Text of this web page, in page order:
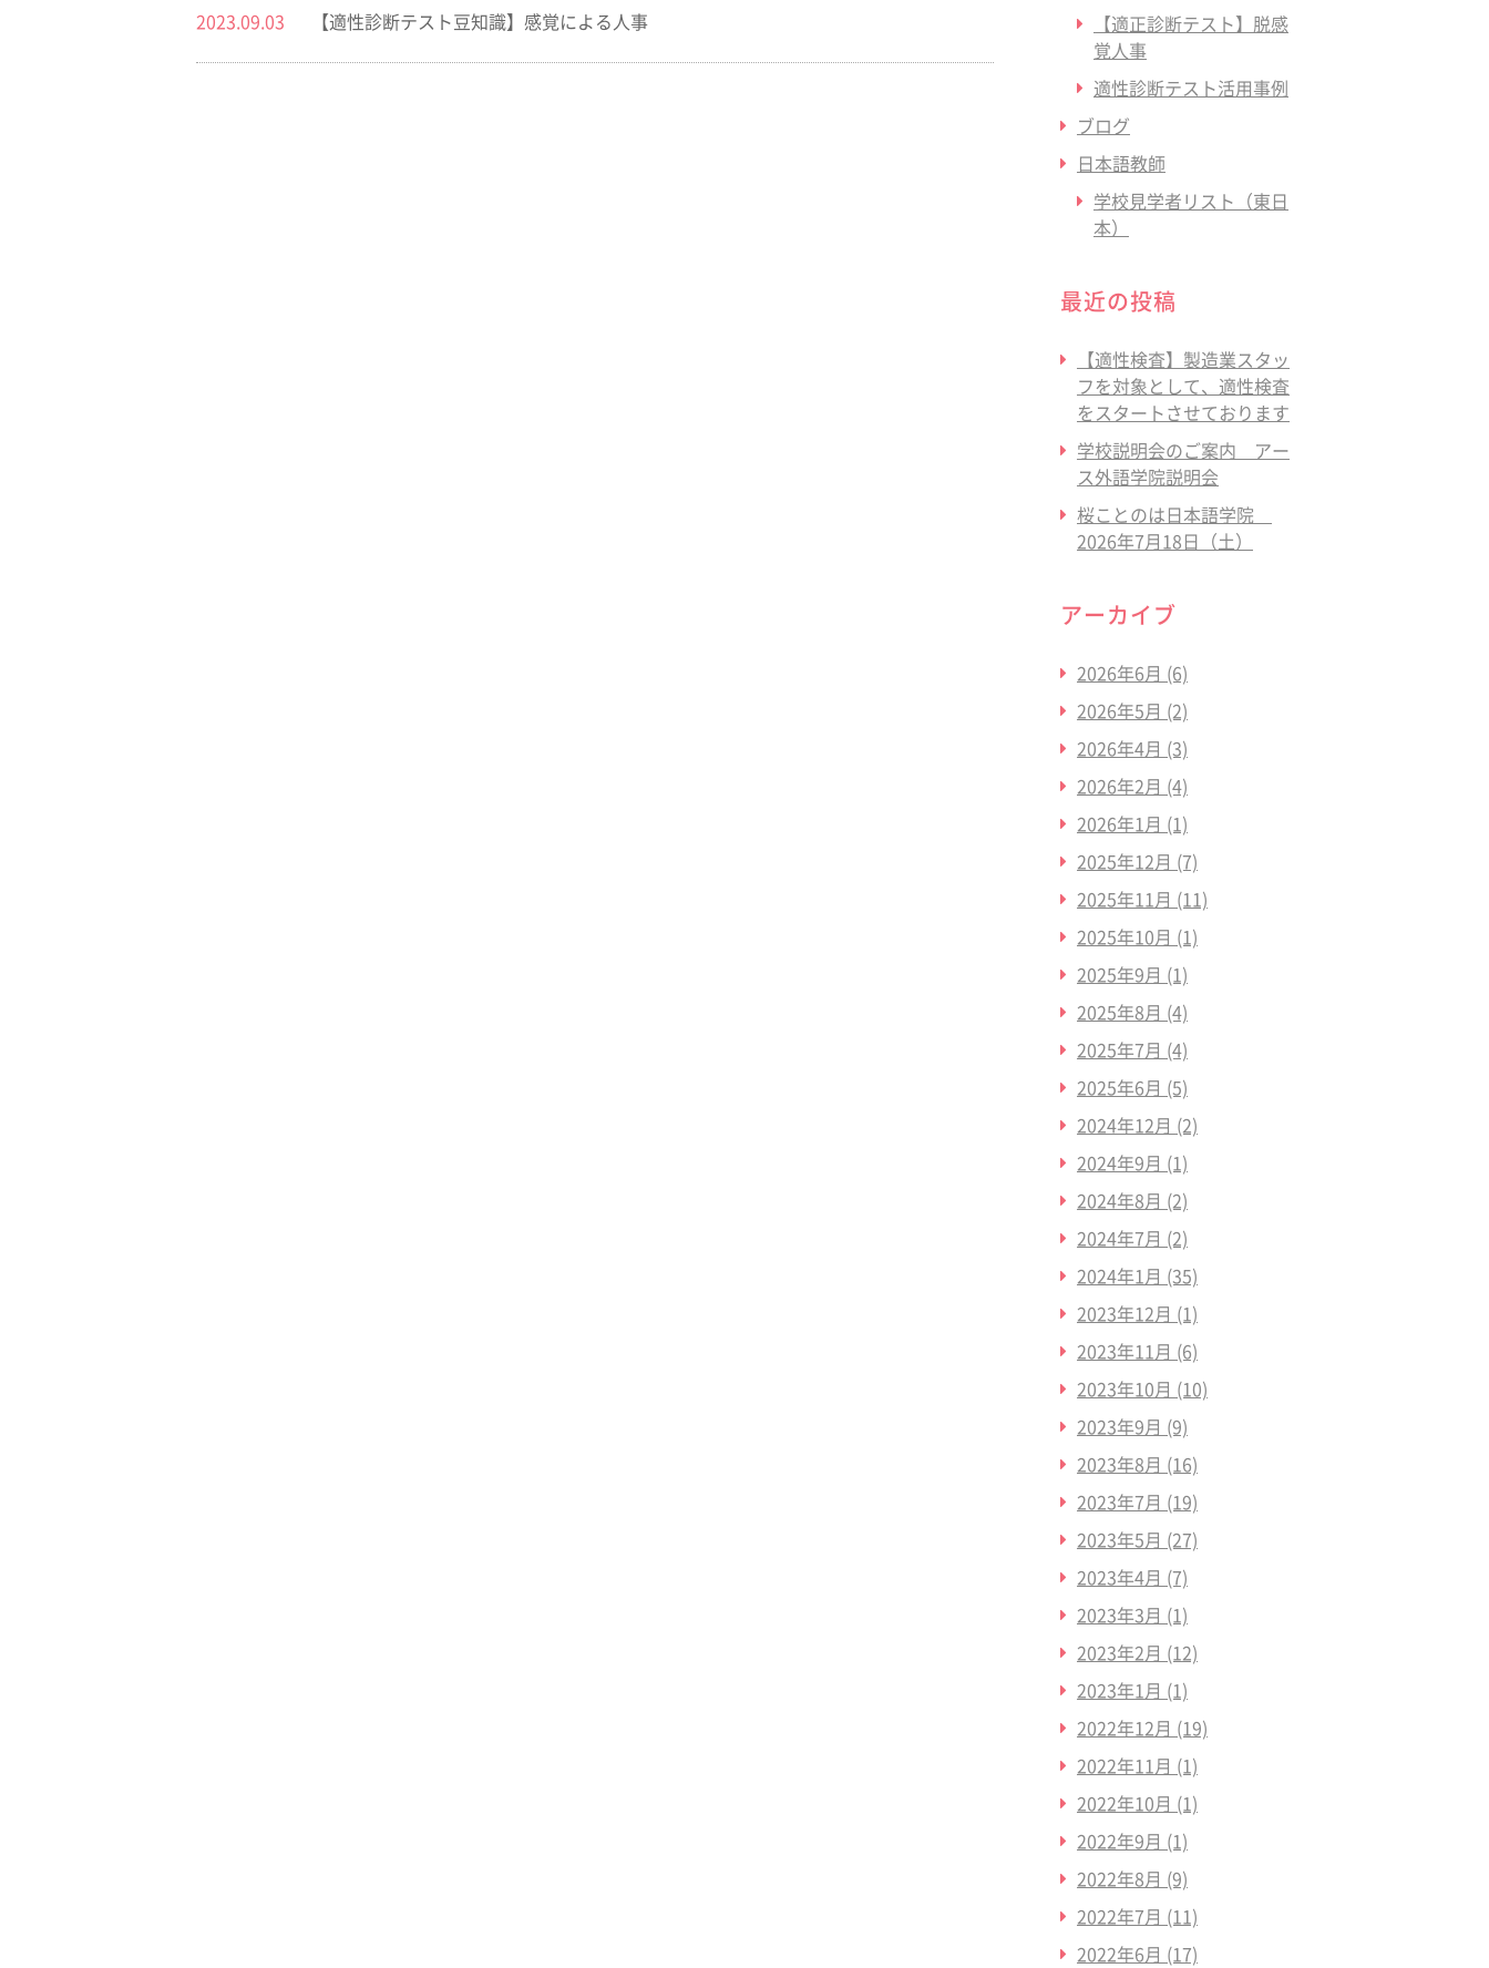
2023.09.03 【適性診断テスト豆知識】感覚による人事
【適正診断テスト】脱感
覚人事
適性診断テスト活用事例
ブログ
日本語教師
学校見学者リスト（東日
本）
最近の投稿
【適性検査】製造業スタッ
フを対象として、適性検査
をスタートさせております
学校説明会のご案内 アー
ス外語学院説明会
桜ことのは日本語学院
2026年7月18日（土）
アーカイブ
2026年6月 (6)
2026年5月 (2)
2026年4月 (3)
2026年2月 (4)
2026年1月 (1)
2025年12月 (7)
2025年11月 (11)
2025年10月 (1)
2025年9月 (1)
2025年8月 (4)
2025年7月 (4)
2025年6月 (5)
2024年12月 (2)
2024年9月 (1)
2024年8月 (2)
2024年7月 (2)
2024年1月 (35)
2023年12月 (1)
2023年11月 (6)
2023年10月 (10)
2023年9月 (9)
2023年8月 (16)
2023年7月 (19)
2023年5月 (27)
2023年4月 (7)
2023年3月 (1)
2023年2月 (12)
2023年1月 (1)
2022年12月 (19)
2022年11月 (1)
2022年10月 (1)
2022年9月 (1)
2022年8月 (9)
2022年7月 (11)
2022年6月 (17)